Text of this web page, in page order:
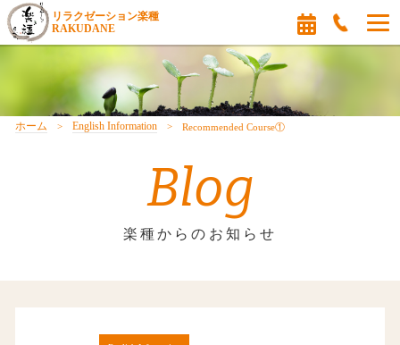
リラクゼーション楽種
RAKUDANE
ホーム English Information Recommended Course①
Blog
楽種からのお知らせ